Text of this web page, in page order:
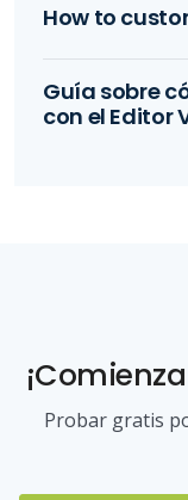
How to
Guía sobre
con el Editor
Probar gratis